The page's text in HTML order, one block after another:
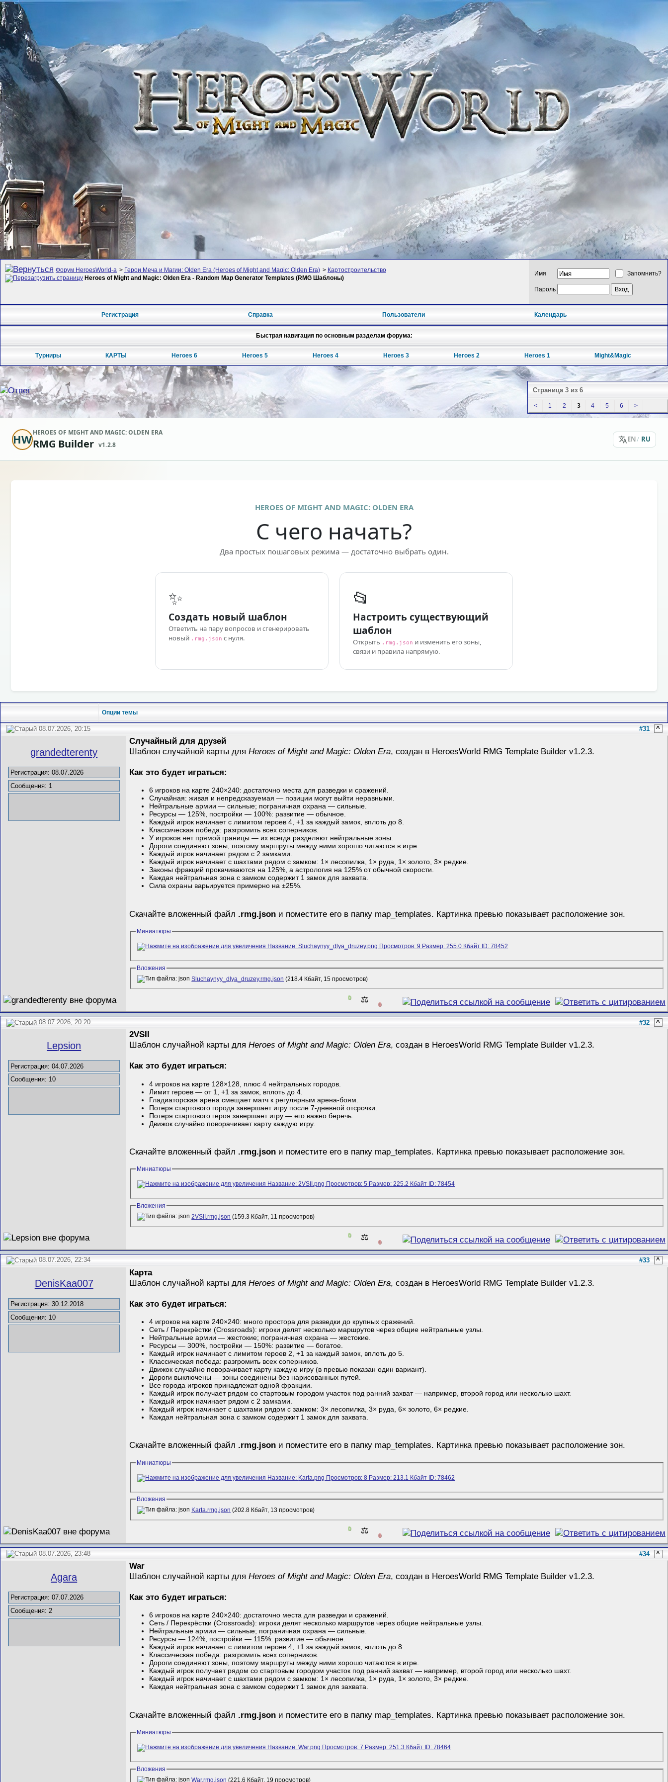
Форум HeroesWorld-а > Герои Меча и Магии: Olden Era (Heroes of Might and Magic: Olden Era) > Картостроительство
Heroes of Might and Magic: Olden Era - Random Map Generator Templates (RMG Шаблоны)
Имя Запомнить?
Пароль
Регистрация Справка Пользователи Календарь
Быстрая навигация по основным разделам форума:
Турниры КАРТЫ Heroes 6 Heroes 5 Heroes 4 Heroes 3 Heroes 2 Heroes 1 Might&Magic
Страница 3 из 6
< 1 2 3 4 5 6 >
Опции темы
08.07.2026, 20:15 #31 ^
grandedterenty
Регистрация: 08.07.2026
Сообщения: 1
Случайный для друзей
Шаблон случайной карты дляHeroes of Might and Magic: Olden Era, создан в HeroesWorld RMG Template Builder v1.2.3.
Как это будет играться:
6 игроков на карте 240×240: достаточно места для разведки и сражений.
Случайная: живая и непредсказуемая — позиции могут выйти неравными.
Нейтральные армии — сильные; пограничная охрана — сильные.
Ресурсы — 125%, постройки — 100%: развитие — обычное.
Каждый игрок начинает с лимитом героев 4, +1 за каждый замок, вплоть до 8.
Классическая победа: разгромить всех соперников.
У игроков нет прямой границы — их всегда разделяют нейтральные зоны.
Дороги соединяют зоны, поэтому маршруты между ними хорошо читаются в игре.
Каждый игрок начинает рядом с 2 замками.
Каждый игрок начинает с шахтами рядом с замком: 1× лесопилка, 1× руда, 1× золото, 3× редкие.
Законы фракций прокачиваются на 125%, а астрология на 125% от обычной скорости.
Каждая нейтральная зона с замком содержит 1 замок для захвата.
Сила охраны варьируется примерно на ±25%.
Скачайте вложенный файл .rmg.json и поместите его в папку map_templates. Картинка превью показывает расположение зон.
Миниатюры
Вложения
Sluchaynyy_dlya_druzey.rmg.json (218.4 Кбайт, 15 просмотров)
0 ⚖️ 0
08.07.2026, 20:20 #32 ^
Lepsion
Регистрация: 04.07.2026
Сообщения: 10
2VSII
Шаблон случайной карты дляHeroes of Might and Magic: Olden Era, создан в HeroesWorld RMG Template Builder v1.2.3.
Как это будет играться:
4 игроков на карте 128×128, плюс 4 нейтральных городов.
Лимит героев — от 1, +1 за замок, вплоть до 4.
Гладиаторская арена смещает матч к регулярным арена-боям.
Потеря стартового города завершает игру после 7-дневной отсрочки.
Потеря стартового героя завершает игру — его важно беречь.
Движок случайно поворачивает карту каждую игру.
Скачайте вложенный файл .rmg.json и поместите его в папку map_templates. Картинка превью показывает расположение зон.
Миниатюры
Вложения
2VSII.rmg.json (159.3 Кбайт, 11 просмотров)
0 ⚖️ 0
08.07.2026, 22:34 #33 ^
DenisKaa007
Регистрация: 30.12.2018
Сообщения: 10
Карта
Шаблон случайной карты дляHeroes of Might and Magic: Olden Era, создан в HeroesWorld RMG Template Builder v1.2.3.
Как это будет играться:
4 игроков на карте 240×240: много простора для разведки до крупных сражений.
Сеть / Перекрёстки (Crossroads): игроки делят несколько маршрутов через общие нейтральные узлы.
Нейтральные армии — жестокие; пограничная охрана — жестокие.
Ресурсы — 300%, постройки — 150%: развитие — богатое.
Каждый игрок начинает с лимитом героев 2, +1 за каждый замок, вплоть до 5.
Классическая победа: разгромить всех соперников.
Движок случайно поворачивает карту каждую игру (в превью показан один вариант).
Дороги выключены — зоны соединены без нарисованных путей.
Все города игроков принадлежат одной фракции.
Каждый игрок получает рядом со стартовым городом участок под ранний захват — например, второй город или несколько шахт.
Каждый игрок начинает рядом с 2 замками.
Каждый игрок начинает с шахтами рядом с замком: 3× лесопилка, 3× руда, 6× золото, 6× редкие.
Каждая нейтральная зона с замком содержит 1 замок для захвата.
Скачайте вложенный файл .rmg.json и поместите его в папку map_templates. Картинка превью показывает расположение зон.
Миниатюры
Вложения
Karta.rmg.json (202.8 Кбайт, 13 просмотров)
0 ⚖️ 0
08.07.2026, 23:48 #34 ^
Agara
Регистрация: 07.07.2026
Сообщения: 2
War
Шаблон случайной карты дляHeroes of Might and Magic: Olden Era, создан в HeroesWorld RMG Template Builder v1.2.3.
Как это будет играться:
6 игроков на карте 240×240: достаточно места для разведки и сражений.
Сеть / Перекрёстки (Crossroads): игроки делят несколько маршрутов через общие нейтральные узлы.
Нейтральные армии — сильные; пограничная охрана — сильные.
Ресурсы — 124%, постройки — 115%: развитие — обычное.
Каждый игрок начинает с лимитом героев 4, +1 за каждый замок, вплоть до 8.
Классическая победа: разгромить всех соперников.
Дороги соединяют зоны, поэтому маршруты между ними хорошо читаются в игре.
Каждый игрок получает рядом со стартовым городом участок под ранний захват — например, второй город или несколько шахт.
Каждый игрок начинает с шахтами рядом с замком: 1× лесопилка, 1× руда, 1× золото, 3× редкие.
Каждая нейтральная зона с замком содержит 1 замок для захвата.
Скачайте вложенный файл .rmg.json и поместите его в папку map_templates. Картинка превью показывает расположение зон.
Миниатюры
Вложения
War.rmg.json (221.6 Кбайт, 19 просмотров)